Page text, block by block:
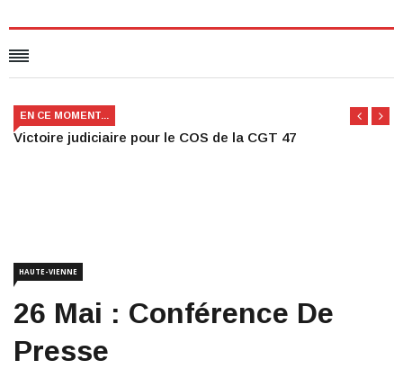
EN CE MOMENT...
Victoire judiciaire pour le COS de la CGT 47
HAUTE-VIENNE
26 Mai : Conférence De
Presse